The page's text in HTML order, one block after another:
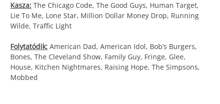
Kasza: The Chicago Code, The Good Guys, Human Target,
Lie To Me, Lone Star, Million Dollar Money Drop, Running
Wilde, Traffic Light
Folytatódik: American Dad, American Idol, Bob’s Burgers,
Bones, The Cleveland Show, Family Guy, Fringe, Glee,
House, Kitchen Nightmares, Raising Hope, The Simpsons,
Mobbed